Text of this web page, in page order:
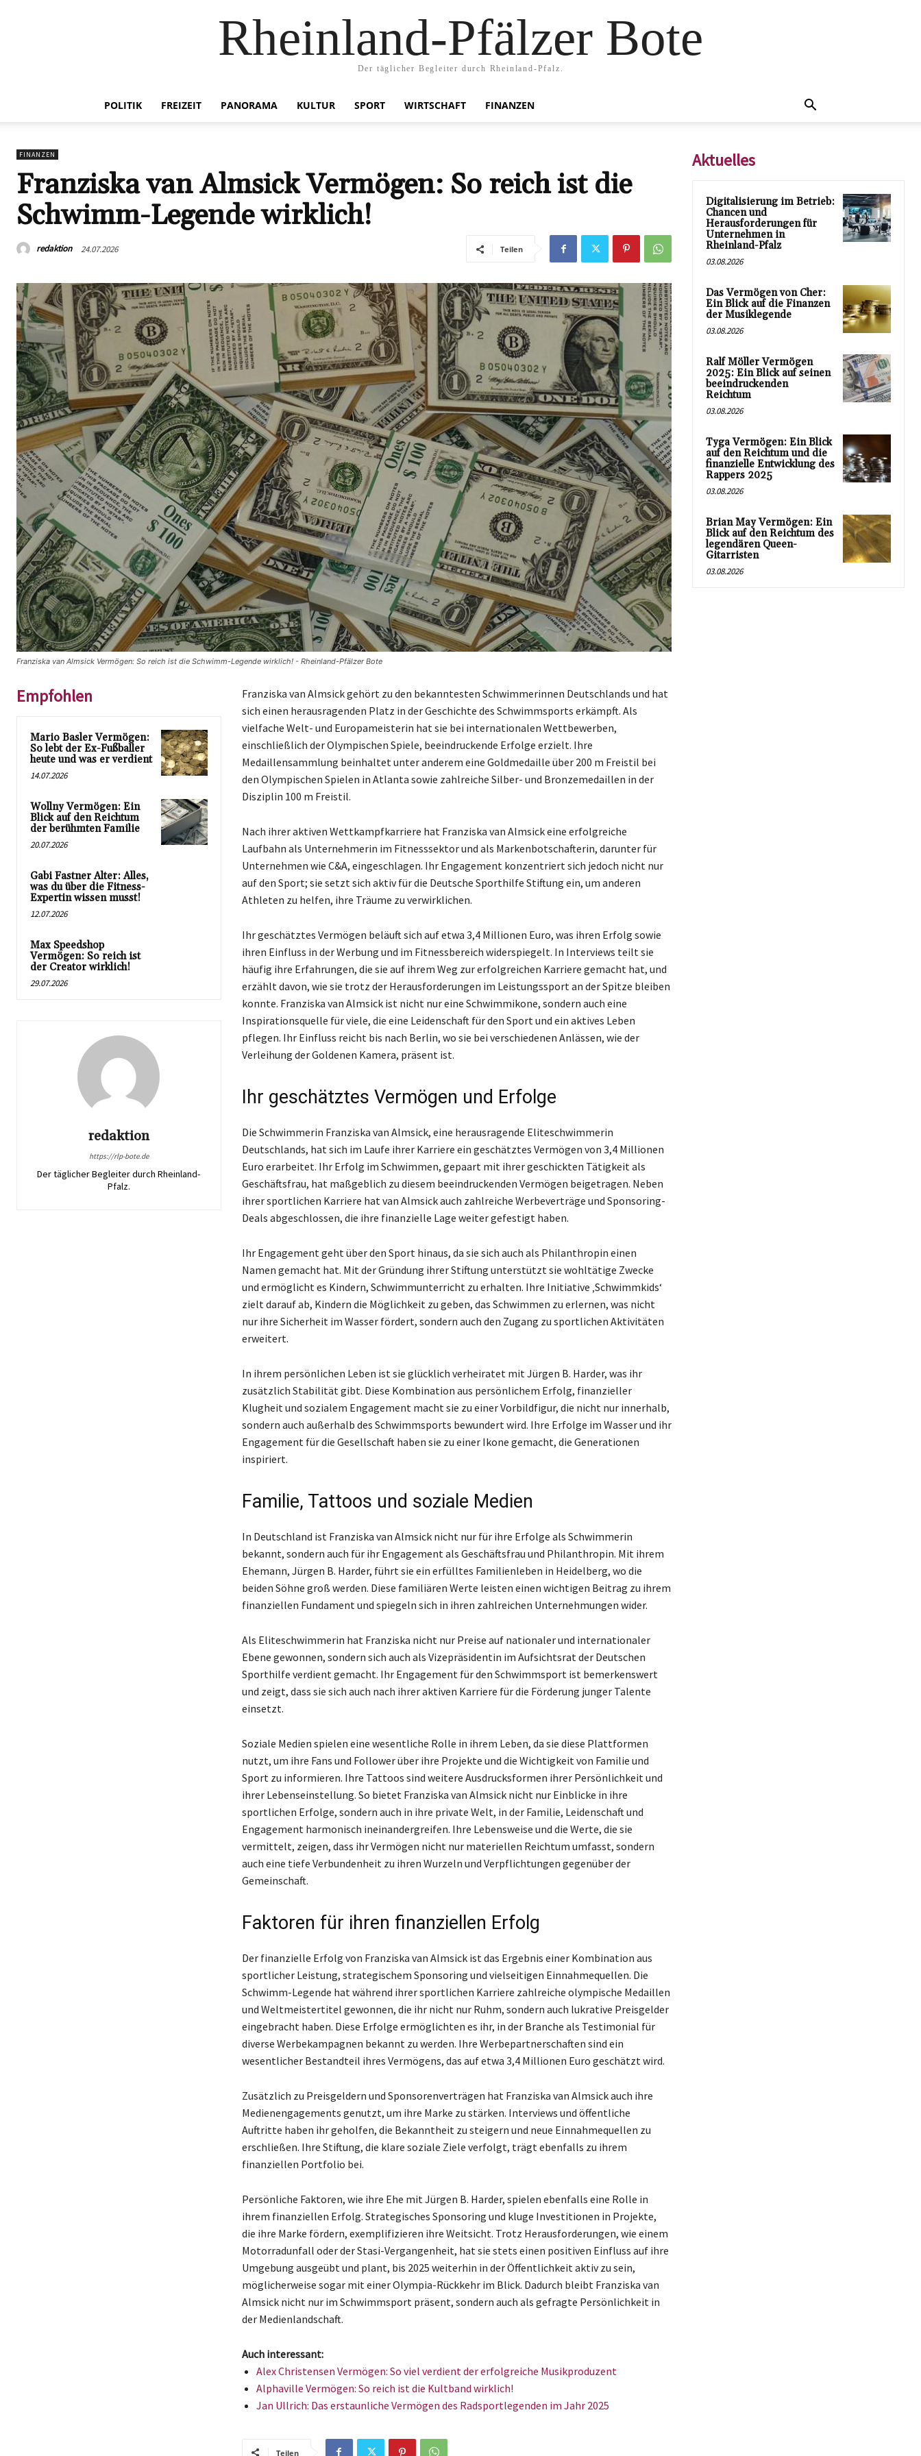
Rheinland-Pfälzer Bote
Der täglicher Begleiter durch Rheinland-Pfalz.
POLITIK FREIZEIT PANORAMA KULTUR SPORT WIRTSCHAFT FINANZEN
FINANZEN
Franziska van Almsick Vermögen: So reich ist die
Schwimm-Legende wirklich!
redaktion 24.07.2026 Teilen
Franziska van Almsick Vermögen: So reich ist die Schwimm-Legende wirklich! - Rheinland-Pfälzer Bote
Empfohlen
Mario Basler Vermögen:
So lebt der Ex-Fußballer
heute und was er verdient
14.07.2026
Wollny Vermögen: Ein
Blick auf den Reichtum
der berühmten Familie
20.07.2026
Gabi Fastner Alter: Alles,
was du über die Fitness-
Expertin wissen musst!
12.07.2026
Max Speedshop
Vermögen: So reich ist
der Creator wirklich!
29.07.2026
redaktion
https://rlp-bote.de
Der täglicher Begleiter durch Rheinland-
Pfalz.
Franziska van Almsick gehört zu den bekanntesten Schwimmerinnen Deutschlands und hat
sich einen herausragenden Platz in der Geschichte des Schwimmsports erkämpft. Als
vielfache Welt- und Europameisterin hat sie bei internationalen Wettbewerben,
einschließlich der Olympischen Spiele, beeindruckende Erfolge erzielt. Ihre
Medaillensammlung beinhaltet unter anderem eine Goldmedaille über 200 m Freistil bei
den Olympischen Spielen in Atlanta sowie zahlreiche Silber- und Bronzemedaillen in der
Disziplin 100 m Freistil.
Nach ihrer aktiven Wettkampfkarriere hat Franziska van Almsick eine erfolgreiche
Laufbahn als Unternehmerin im Fitnesssektor und als Markenbotschafterin, darunter für
Unternehmen wie C&A, eingeschlagen. Ihr Engagement konzentriert sich jedoch nicht nur
auf den Sport; sie setzt sich aktiv für die Deutsche Sporthilfe Stiftung ein, um anderen
Athleten zu helfen, ihre Träume zu verwirklichen.
Ihr geschätztes Vermögen beläuft sich auf etwa 3,4 Millionen Euro, was ihren Erfolg sowie
ihren Einfluss in der Werbung und im Fitnessbereich widerspiegelt. In Interviews teilt sie
häufig ihre Erfahrungen, die sie auf ihrem Weg zur erfolgreichen Karriere gemacht hat, und
erzählt davon, wie sie trotz der Herausforderungen im Leistungssport an der Spitze bleiben
konnte. Franziska van Almsick ist nicht nur eine Schwimmikone, sondern auch eine
Inspirationsquelle für viele, die eine Leidenschaft für den Sport und ein aktives Leben
pflegen. Ihr Einfluss reicht bis nach Berlin, wo sie bei verschiedenen Anlässen, wie der
Verleihung der Goldenen Kamera, präsent ist.
Ihr geschätztes Vermögen und Erfolge
Die Schwimmerin Franziska van Almsick, eine herausragende Eliteschwimmerin
Deutschlands, hat sich im Laufe ihrer Karriere ein geschätztes Vermögen von 3,4 Millionen
Euro erarbeitet. Ihr Erfolg im Schwimmen, gepaart mit ihrer geschickten Tätigkeit als
Geschäftsfrau, hat maßgeblich zu diesem beeindruckenden Vermögen beigetragen. Neben
ihrer sportlichen Karriere hat van Almsick auch zahlreiche Werbeverträge und Sponsoring-
Deals abgeschlossen, die ihre finanzielle Lage weiter gefestigt haben.
Ihr Engagement geht über den Sport hinaus, da sie sich auch als Philanthropin einen
Namen gemacht hat. Mit der Gründung ihrer Stiftung unterstützt sie wohltätige Zwecke
und ermöglicht es Kindern, Schwimmunterricht zu erhalten. Ihre Initiative ‚Schwimmkids‘
zielt darauf ab, Kindern die Möglichkeit zu geben, das Schwimmen zu erlernen, was nicht
nur ihre Sicherheit im Wasser fördert, sondern auch den Zugang zu sportlichen Aktivitäten
erweitert.
In ihrem persönlichen Leben ist sie glücklich verheiratet mit Jürgen B. Harder, was ihr
zusätzlich Stabilität gibt. Diese Kombination aus persönlichem Erfolg, finanzieller
Klugheit und sozialem Engagement macht sie zu einer Vorbildfigur, die nicht nur innerhalb,
sondern auch außerhalb des Schwimmsports bewundert wird. Ihre Erfolge im Wasser und ihr
Engagement für die Gesellschaft haben sie zu einer Ikone gemacht, die Generationen
inspiriert.
Familie, Tattoos und soziale Medien
In Deutschland ist Franziska van Almsick nicht nur für ihre Erfolge als Schwimmerin
bekannt, sondern auch für ihr Engagement als Geschäftsfrau und Philanthropin. Mit ihrem
Ehemann, Jürgen B. Harder, führt sie ein erfülltes Familienleben in Heidelberg, wo die
beiden Söhne groß werden. Diese familiären Werte leisten einen wichtigen Beitrag zu ihrem
finanziellen Fundament und spiegeln sich in ihren zahlreichen Unternehmungen wider.
Als Eliteschwimmerin hat Franziska nicht nur Preise auf nationaler und internationaler
Ebene gewonnen, sondern sich auch als Vizepräsidentin im Aufsichtsrat der Deutschen
Sporthilfe verdient gemacht. Ihr Engagement für den Schwimmsport ist bemerkenswert
und zeigt, dass sie sich auch nach ihrer aktiven Karriere für die Förderung junger Talente
einsetzt.
Soziale Medien spielen eine wesentliche Rolle in ihrem Leben, da sie diese Plattformen
nutzt, um ihre Fans und Follower über ihre Projekte und die Wichtigkeit von Familie und
Sport zu informieren. Ihre Tattoos sind weitere Ausdrucksformen ihrer Persönlichkeit und
ihrer Lebenseinstellung. So bietet Franziska van Almsick nicht nur Einblicke in ihre
sportlichen Erfolge, sondern auch in ihre private Welt, in der Familie, Leidenschaft und
Engagement harmonisch ineinandergreifen. Ihre Lebensweise und die Werte, die sie
vermittelt, zeigen, dass ihr Vermögen nicht nur materiellen Reichtum umfasst, sondern
auch eine tiefe Verbundenheit zu ihren Wurzeln und Verpflichtungen gegenüber der
Gemeinschaft.
Faktoren für ihren finanziellen Erfolg
Der finanzielle Erfolg von Franziska van Almsick ist das Ergebnis einer Kombination aus
sportlicher Leistung, strategischem Sponsoring und vielseitigen Einnahmequellen. Die
Schwimm-Legende hat während ihrer sportlichen Karriere zahlreiche olympische Medaillen
und Weltmeistertitel gewonnen, die ihr nicht nur Ruhm, sondern auch lukrative Preisgelder
eingebracht haben. Diese Erfolge ermöglichten es ihr, in der Branche als Testimonial für
diverse Werbekampagnen bekannt zu werden. Ihre Werbepartnerschaften sind ein
wesentlicher Bestandteil ihres Vermögens, das auf etwa 3,4 Millionen Euro geschätzt wird.
Zusätzlich zu Preisgeldern und Sponsorenverträgen hat Franziska van Almsick auch ihre
Medienengagements genutzt, um ihre Marke zu stärken. Interviews und öffentliche
Auftritte haben ihr geholfen, die Bekanntheit zu steigern und neue Einnahmequellen zu
erschließen. Ihre Stiftung, die klare soziale Ziele verfolgt, trägt ebenfalls zu ihrem
finanziellen Portfolio bei.
Persönliche Faktoren, wie ihre Ehe mit Jürgen B. Harder, spielen ebenfalls eine Rolle in
ihrem finanziellen Erfolg. Strategisches Sponsoring und kluge Investitionen in Projekte,
die ihre Marke fördern, exemplifizieren ihre Weitsicht. Trotz Herausforderungen, wie einem
Motorradunfall oder der Stasi-Vergangenheit, hat sie stets einen positiven Einfluss auf ihre
Umgebung ausgeübt und plant, bis 2025 weiterhin in der Öffentlichkeit aktiv zu sein,
möglicherweise sogar mit einer Olympia-Rückkehr im Blick. Dadurch bleibt Franziska van
Almsick nicht nur im Schwimmsport präsent, sondern auch als gefragte Persönlichkeit in
der Medienlandschaft.
Auch interessant:
Alex Christensen Vermögen: So viel verdient der erfolgreiche Musikproduzent
Alphaville Vermögen: So reich ist die Kultband wirklich!
Jan Ullrich: Das erstaunliche Vermögen des Radsportlegenden im Jahr 2025
Teilen
Aktuelles
Digitalisierung im Betrieb:
Chancen und
Herausforderungen für
Unternehmen in
Rheinland-Pfalz
03.08.2026
Das Vermögen von Cher:
Ein Blick auf die Finanzen
der Musiklegende
03.08.2026
Ralf Möller Vermögen
2025: Ein Blick auf seinen
beeindruckenden
Reichtum
03.08.2026
Tyga Vermögen: Ein Blick
auf den Reichtum und die
finanzielle Entwicklung des
Rappers 2025
03.08.2026
Brian May Vermögen: Ein
Blick auf den Reichtum des
legendären Queen-
Gitarristen
03.08.2026